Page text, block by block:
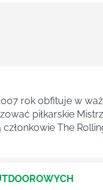
rok obfituje w
piłkarskie
The